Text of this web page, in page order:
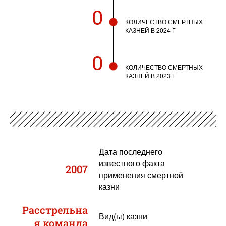
0
КОЛИЧЕСТВО СМЕРТНЫХ
КАЗНЕЙ В 2024 Г
0
КОЛИЧЕСТВО СМЕРТНЫХ
КАЗНЕЙ В 2023 Г
2007
Дата последнего
известного факта
применения смертной
казни
Расстрельна
я команда
Вид(ы) казни